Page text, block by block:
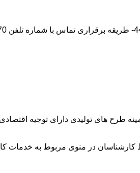
زمینه طرح های تولیدی دارای توجیه
در منوی مربوط به خدمات